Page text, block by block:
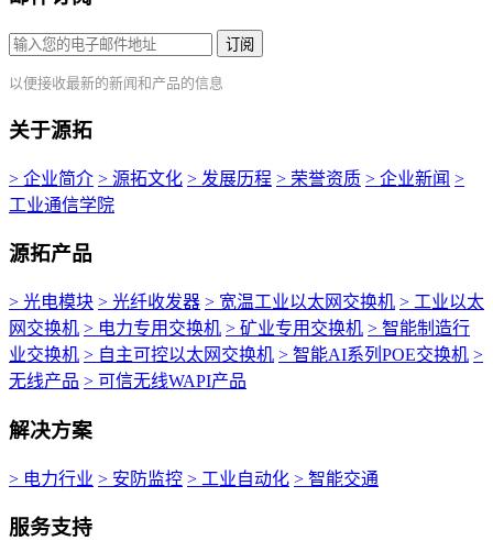
订阅
以便接收最新的新闻和产品的信息
关于源拓
> 企业简介 > 源拓文化 > 发展历程 > 荣誉资质 > 企业新闻 >
工业通信学院
源拓产品
> 光电模块 > 光纤收发器 > 宽温工业以太网交换机 > 工业以太
网交换机 > 电力专用交换机 > 矿业专用交换机 > 智能制造行
业交换机 > 自主可控以太网交换机 > 智能AI系列POE交换机 >
无线产品 > 可信无线WAPI产品
解决方案
> 电力行业 > 安防监控 > 工业自动化 > 智能交通
服务支持